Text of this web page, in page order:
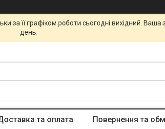
за її графіком роботи сьогодні вихідний.
день.
та оплата Повернення та